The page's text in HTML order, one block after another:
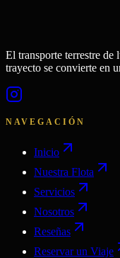
El transporte terrestre
trayecto se convierte en
NAVEGACIÓN
Inicio
Nuestra Flota
Servicios
Nosotros
Reseñas
Reservar un Viaje